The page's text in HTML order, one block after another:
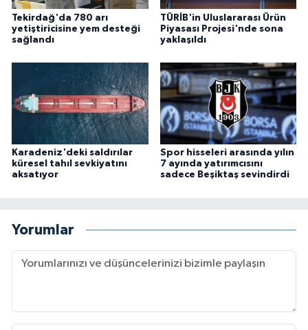
Tekirdağ'da 780 arı
yetiştiricisine yem desteği
sağlandı
TÜRİB'in Uluslararası Ürün
Piyasası Projesi'nde sona
yaklaşıldı
Karadeniz'deki saldırılar
küresel tahıl sevkiyatını
aksatıyor
Spor hisseleri arasında yılın
7 ayında yatırımcısını
sadece Beşiktaş sevindirdi
Yorumlar